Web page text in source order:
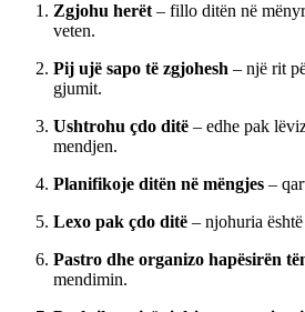
Zgjohu herët – fillo ditën në
veten.
Pij ujë sapo të zgjohesh – një rit
gjumit.
Ushtrohu çdo ditë – edhe pak
mendjen.
Planifikoje ditën në mëngjes –
Lexo pak çdo ditë – njohuria
Pastro dhe organizo hapësirën
mendimin.